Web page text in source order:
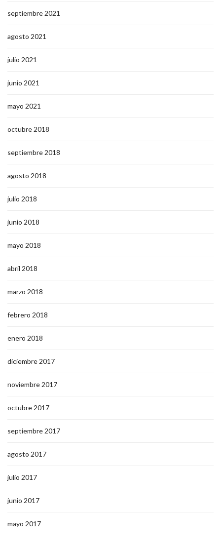
septiembre 2021
agosto 2021
julio 2021
junio 2021
mayo 2021
octubre 2018
septiembre 2018
agosto 2018
julio 2018
junio 2018
mayo 2018
abril 2018
marzo 2018
febrero 2018
enero 2018
diciembre 2017
noviembre 2017
octubre 2017
septiembre 2017
agosto 2017
julio 2017
junio 2017
mayo 2017